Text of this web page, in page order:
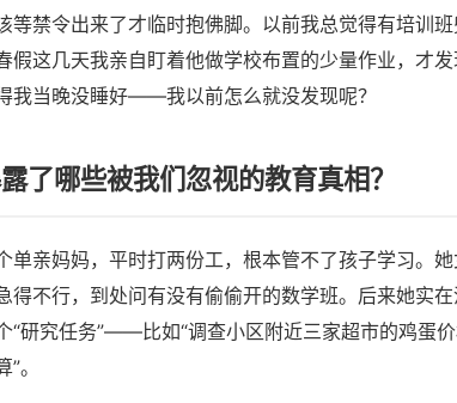
等禁令出来了才临时抱佛脚。以前我总觉得有培训
假这几天我亲自盯着他做学校布置的少量作业，才
我当晚没睡好——我以前怎么就没发现呢？
了哪些被我们忽视的教育真相？
单亲妈妈，平时打两份工，根本管不了孩子学习。
得不行，到处问有没有偷偷开的数学班。后来她实
“研究任务”——比如“调查小区附近三家超市的鸡蛋价
。